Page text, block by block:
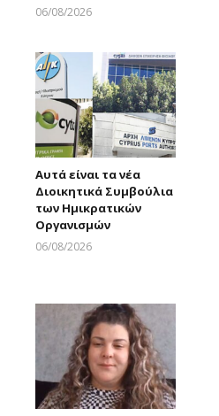
06/08/2026
Αυτά είναι τα νέα
Διοικητικά Συμβούλια
των Ημικρατικών
Οργανισμών
06/08/2026